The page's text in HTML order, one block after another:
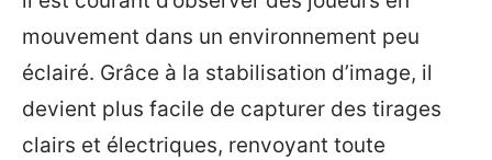
mouvement dans un environnement peu
éclairé. Grâce à la stabilisation d’image, il
devient plus facile de capturer des tirages
clairs et électriques, renvoyant toute